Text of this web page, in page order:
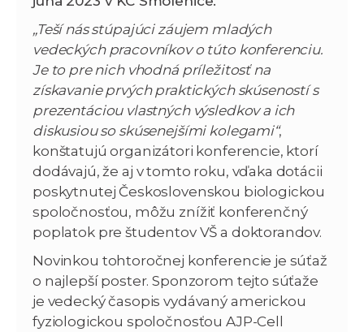
„Teší nás stúpajúci záujem mladých
vedeckých pracovníkov o túto konferenciu.
Je to pre nich vhodná príležitosť na
získavanie prvých praktických skúseností s
prezentáciou vlastných výsledkov a ich
diskusiou so skúsenejšími kolegami“,
konštatujú organizátori konferencie, ktorí
dodávajú, že aj v tomto roku, vďaka dotácii
poskytnutej Československou biologickou
spoločnosťou, môžu znížiť konferenčný
poplatok pre študentov VŠ a doktorandov.
Novinkou tohtoročnej konferencie je súťaž
o najlepší poster. Sponzorom tejto súťaže
je vedecký časopis vydávaný americkou
fyziologickou spoločnosťou AJP-Cell